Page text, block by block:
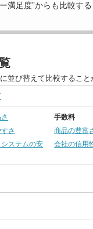
満足度”からも比較す
並び替えて比較すること
手数料
さ
商品の豊富
ステムの安
会社の信用